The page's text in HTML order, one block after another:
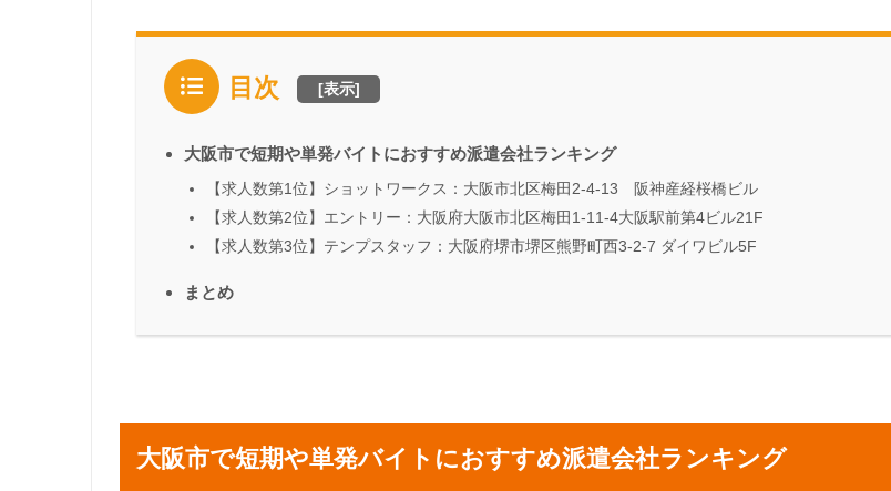
目次 [表示]
大阪市で短期や単発バイトにおすすめ派遣会社ランキング
【求人数第1位】ショットワークス：大阪市北区梅田2-4-13 阪神産経桜橋ビル
【求人数第2位】エントリー：大阪府大阪市北区梅田1-11-4大阪駅前第4ビル21F
【求人数第3位】テンプスタッフ：大阪府堺市堺区熊野町西3-2-7 ダイワビル5F
まとめ
大阪市で短期や単発バイトにおすすめ派遣会社ランキング